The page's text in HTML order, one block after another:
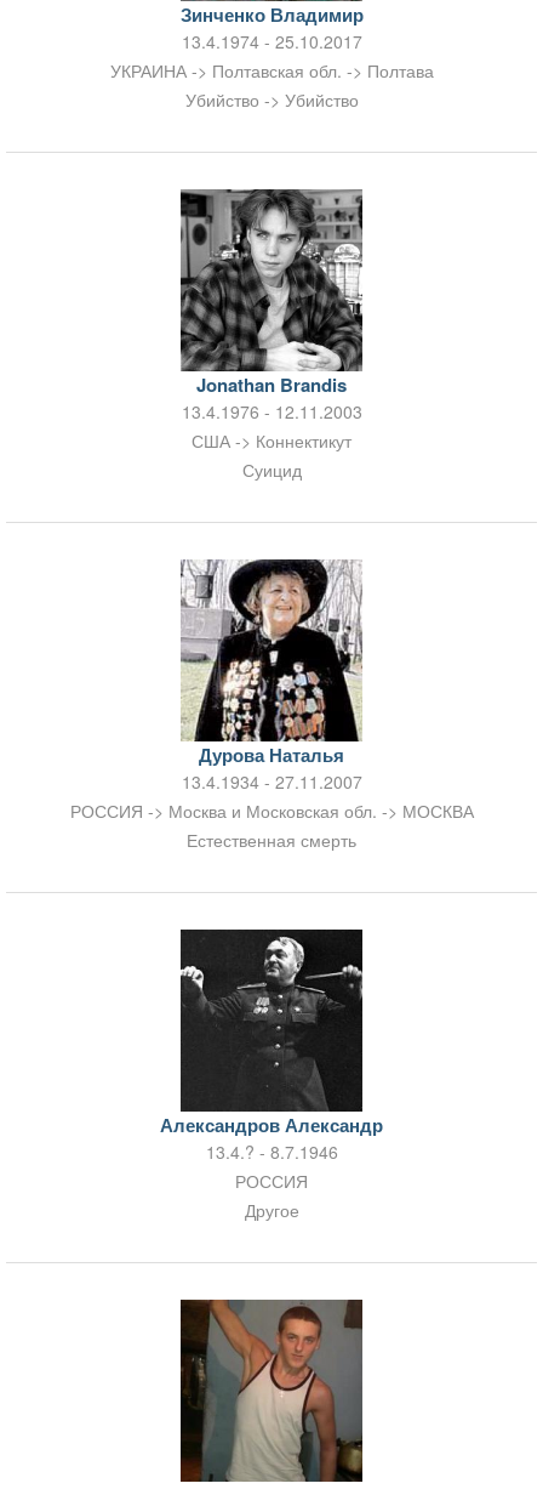
Зинченко Владимир
13.4.1974 - 25.10.2017
УКРАИНА -> Полтавская обл. -> Полтава
Убийство -> Убийство
Jonathan Brandis
13.4.1976 - 12.11.2003
США -> Коннектикут
Суицид
Дурова Наталья
13.4.1934 - 27.11.2007
РОССИЯ -> Москва и Московская обл. -> МОСКВА
Естественная смерть
Александров Александр
13.4.? - 8.7.1946
РОССИЯ
Другое